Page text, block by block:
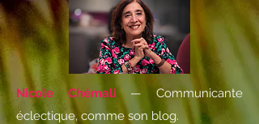
Nicole Chémali — Communicante
éclectique, comme son blog.